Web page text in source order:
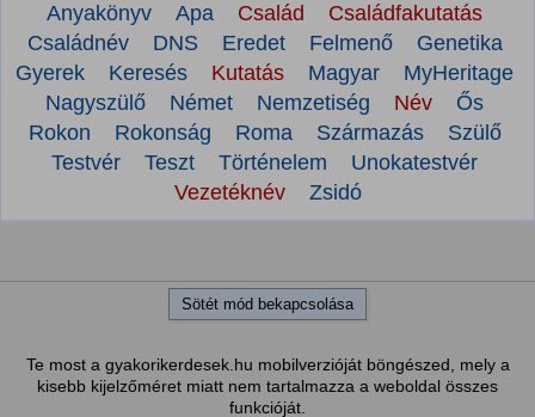
Anyakönyv Apa Család
Családfakutatás
Családnév
DNS Eredet Felmenő
Genetika
Gyerek
Keresés Kutatás Magyar
MyHeritage
Nagyszülő
Német Nemzetiség Név
Ős
Rokon
Rokonság Roma Származás
Szülő
Testvér
Teszt Történelem
Unokatestvér
Vezetéknév
Zsidó
Sötét mód bekapcsolása
Te most a gyakorikerdesek.hu mobilverzióját böngészed, mely a
kisebb kijelzőméret miatt nem tartalmazza a weboldal összes
funkcióját.